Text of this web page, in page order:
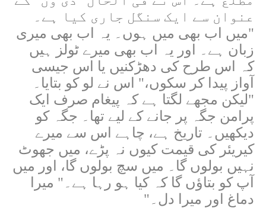
عنوان سے ایک سنگل جاری کیا ہے۔
"میں اب بھی میں ہوں۔ یہ اب بھی میری
زبان ہے۔ اور یہ اب بھی میرے ٹولز ہیں
کہ اس طرح کی دھڑکنیں یا اس جیسی
آواز پیدا کر سکوں،" اس نے لو کو بتایا۔
"لیکن مجھے لگتا ہے کہ پیغام صرف ایک
پرامن جگہ پر جانے کے لیے تھا۔ جگہ کو
دیکھیں۔ تاریخ ہے، چاہے اس سے میرے
کیریئر کی قیمت کیوں نہ پڑے، میں جھوٹ
نہیں بولوں گا۔ میں سچ بولوں گا، اور میں
آپ کو بتاؤں گا کہ کیا ہو رہا ہے۔" میرا
دماغ اور میرا دل۔"